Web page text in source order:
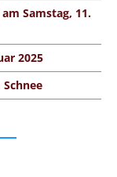
Samstag, 11.
2025